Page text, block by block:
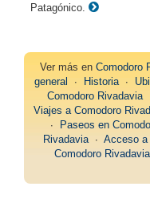
Patagónico.
Ver más en Comodoro
general ∙ Historia ∙
Comodoro Rivadavia
Viajes a Comodoro
∙ Paseos en
Rivadavia ∙ Acceso a
Comodoro Rivadavia